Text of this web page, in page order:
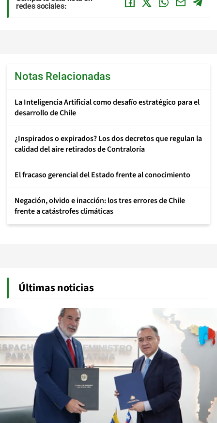
redes sociales:
Notas Relacionadas
La Inteligencia Artificial como desafío estratégico para el
desarrollo de Chile
¿Inspirados o expirados? Los dos decretos que regulan la
calidad del aire retirados de Contraloría
El fracaso gerencial del Estado frente al conocimiento
Negación, olvido e inacción: los tres errores de Chile
frente a catástrofes climáticas
Últimas noticias